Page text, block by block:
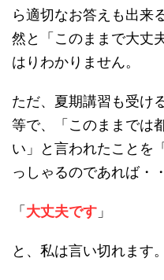
ら適切なお答えも出来
然と「このままで大丈
はりわかりません。
ただ、夏期講習も受け
等で、「このままでは
い」と言われたことを
っしゃるのであれば・
「 大丈夫です 」
と、私は言い切れます。